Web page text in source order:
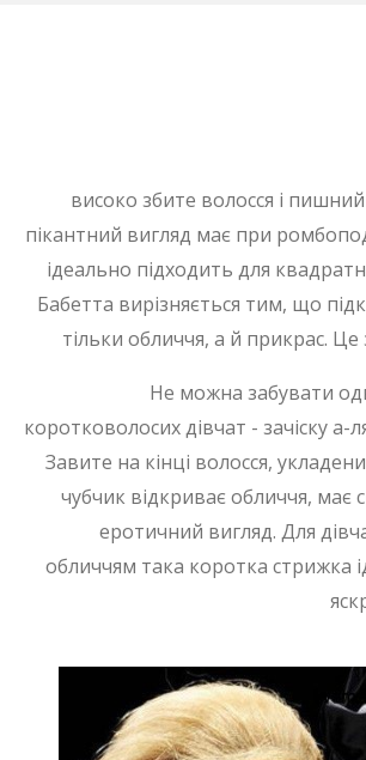
високо збите волосся і
пікантний вигляд має при
ідеально підходить для
Бабетта вирізняється тим, що
тільки обличчя, а й прикрас. Це
Не можна забувати
коротковолосих дівчат - зачіску
Завите на кінці волосся,
чубчик відкриває обличчя, має
еротичний вигляд. Для
обличчям така коротка стрижка